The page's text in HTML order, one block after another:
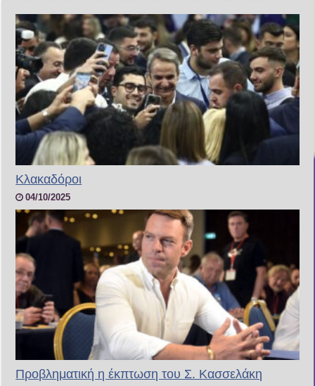
Κλακαδόροι
04/10/2025
Προβληματική η έκπτωση του Σ. Κασσελάκη